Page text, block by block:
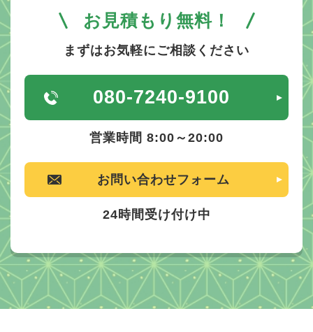
お見積もり無料！
まずはお気軽にご相談ください
080-7240-9100
営業時間 8:00～20:00
お問い合わせフォーム
24時間受け付け中